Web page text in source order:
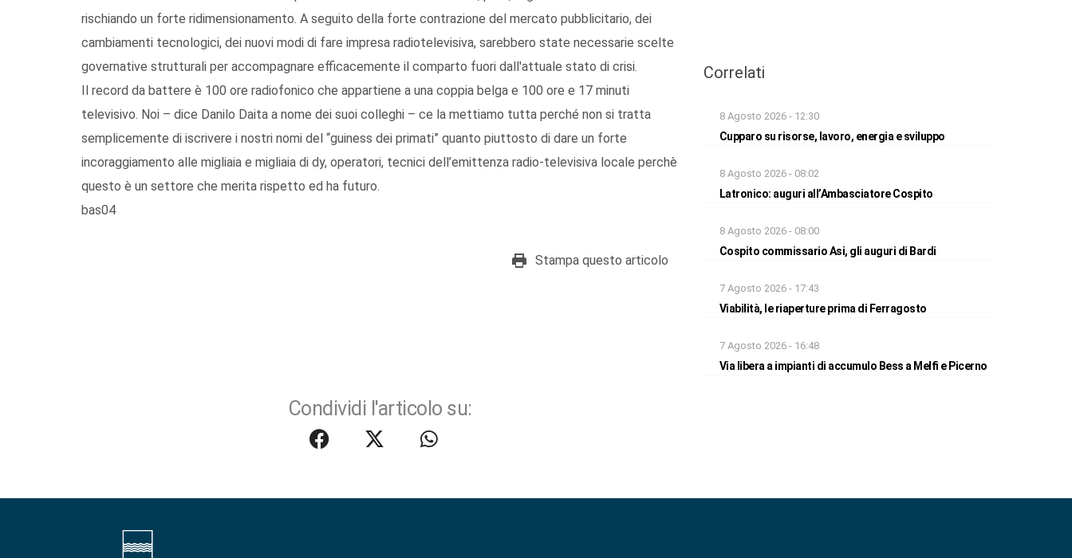
rischiando un forte ridimensionamento. A seguito della forte contrazione del mercato pubblicitario, dei
cambiamenti tecnologici, dei nuovi modi di fare impresa radiotelevisiva, sarebbero state necessarie scelte
governative strutturali per accompagnare efficacemente il comparto fuori dall'attuale stato di crisi.
Il record da battere è 100 ore radiofonico che appartiene a una coppia belga e 100 ore e 17 minuti
televisivo. Noi – dice Danilo Daita a nome dei suoi colleghi – ce la mettiamo tutta perché non si tratta
semplicemente di iscrivere i nostri nomi del “guiness dei primati” quanto piuttosto di dare un forte
incoraggiamento alle migliaia e migliaia di dy, operatori, tecnici dell’emittenza radio-televisiva locale perchè
questo è un settore che merita rispetto ed ha futuro.
bas04
Stampa questo articolo
Condividi l'articolo su:
Correlati
8 Agosto 2026 - 12:30
Cupparo su risorse, lavoro, energia e sviluppo
8 Agosto 2026 - 08:02
Latronico: auguri all’Ambasciatore Cospito
8 Agosto 2026 - 08:00
Cospito commissario Asi, gli auguri di Bardi
7 Agosto 2026 - 17:43
Viabilità, le riaperture prima di Ferragosto
7 Agosto 2026 - 16:48
Via libera a impianti di accumulo Bess a Melfi e Picerno